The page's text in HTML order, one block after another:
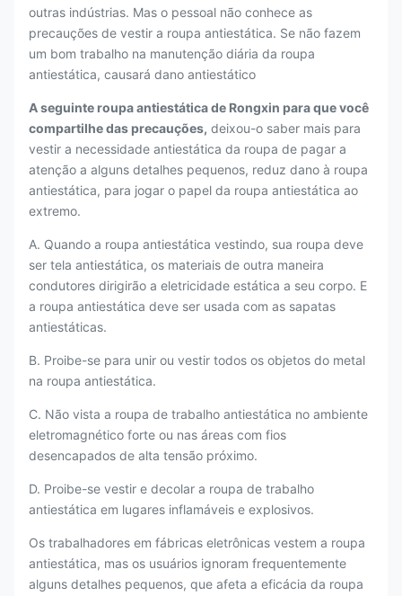
outras indústrias. Mas o pessoal não conhece as
precauções de vestir a roupa antiestática. Se não fazem
um bom trabalho na manutenção diária da roupa
antiestática, causará dano antiestático
A seguinte roupa antiestática de Rongxin para que você
compartilhe das precauções, deixou-o saber mais para
vestir a necessidade antiestática da roupa de pagar a
atenção a alguns detalhes pequenos, reduz dano à roupa
antiestática, para jogar o papel da roupa antiestática ao
extremo.
A. Quando a roupa antiestática vestindo, sua roupa deve
ser tela antiestática, os materiais de outra maneira
condutores dirigirão a eletricidade estática a seu corpo. E
a roupa antiestática deve ser usada com as sapatas
antiestáticas.
B. Proibe-se para unir ou vestir todos os objetos do metal
na roupa antiestática.
C. Não vista a roupa de trabalho antiestática no ambiente
eletromagnético forte ou nas áreas com fios
desencapados de alta tensão próximo.
D. Proibe-se vestir e decolar a roupa de trabalho
antiestática em lugares inflamáveis e explosivos.
Os trabalhadores em fábricas eletrônicas vestem a roupa
antiestática, mas os usuários ignoram frequentemente
alguns detalhes pequenos, que afeta a eficácia da roupa